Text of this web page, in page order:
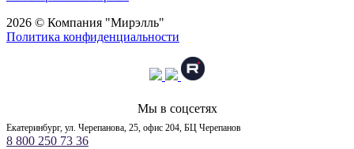
2026 © Компания "Мирэлль"
Политика конфиденциальности
Мы в соцсетях
Екатеринбург, ул. Черепанова, 25, офис 204, БЦ Черепанов
8 800 250 73 36